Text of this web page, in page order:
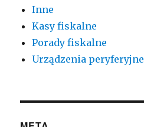
Inne
Kasy fiskalne
Porady fiskalne
Urządzenia peryferyjne